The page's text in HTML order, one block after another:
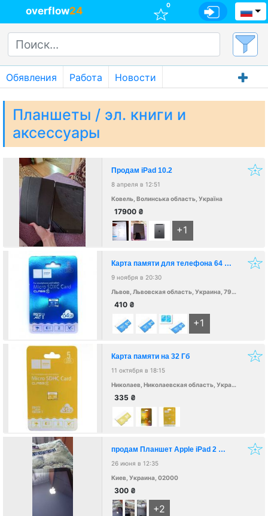
overflow24 0
Обявления Работа Новости
Планшеты / эл. книги и
аксессуары
Продам іPad 10.2
8 апреля в 12:51
Ковель, Волинська область, Україна
17900 ₴
+1
Карта памяти для телефона 64 Гб
9 ноября в 20:30
Львов, Львовская область, Украина, 79000
410 ₴
+1
Карта памяти на 32 Гб
11 октября в 18:15
Николаев, Николаевская область, Украина, 54000
335 ₴
продам Планшет Apple iPad 2 Wi-Fi 16Gb
26 июня в 12:35
Киев, Украина, 02000
300 ₴
+2